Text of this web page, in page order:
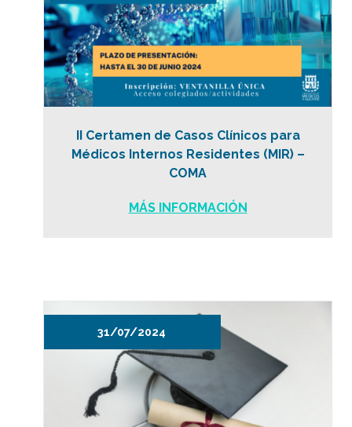
II Certamen de Casos Clínicos para
Médicos Internos Residentes (MIR) –
COMA
MÁS INFORMACIÓN
31/07/2024